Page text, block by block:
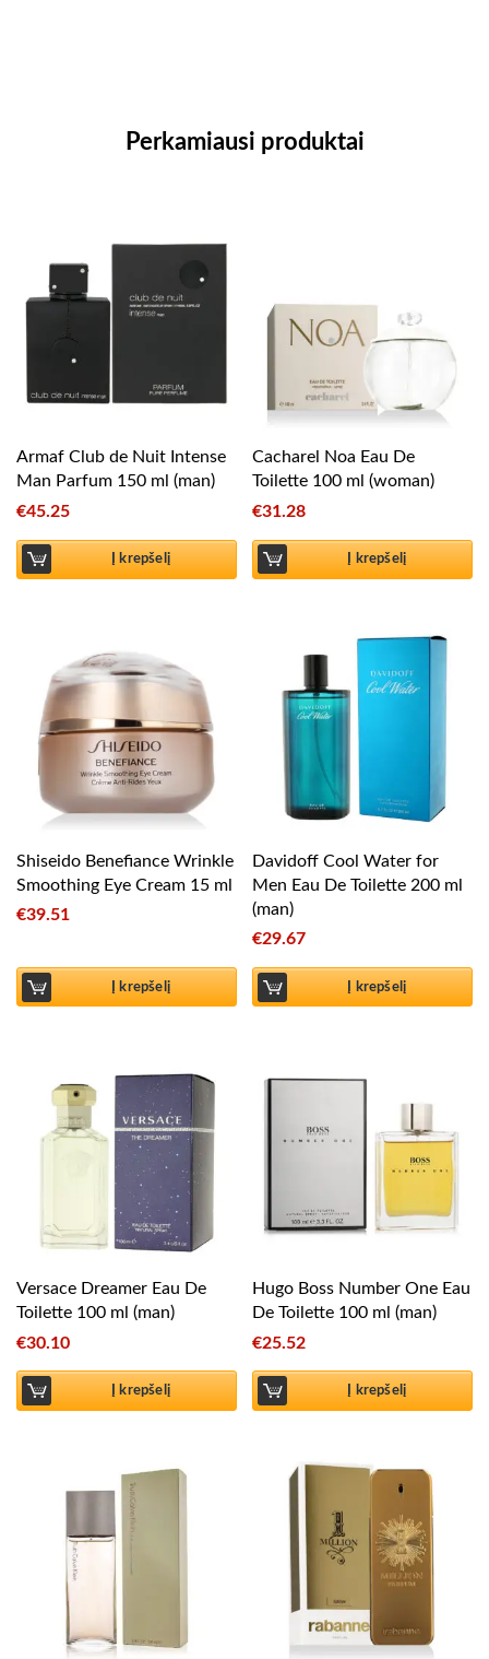
Perkamiausi produktai
Armaf Club de Nuit Intense
Man Parfum 150 ml (man)
€45.25
Į krepšelį
Cacharel Noa Eau De
Toilette 100 ml (woman)
€31.28
Į krepšelį
Shiseido Benefiance Wrinkle
Smoothing Eye Cream 15 ml
€39.51
Į krepšelį
Davidoff Cool Water for
Men Eau De Toilette 200 ml
(man)
€29.67
Į krepšelį
Versace Dreamer Eau De
Toilette 100 ml (man)
€30.10
Į krepšelį
Hugo Boss Number One Eau
De Toilette 100 ml (man)
€25.52
Į krepšelį